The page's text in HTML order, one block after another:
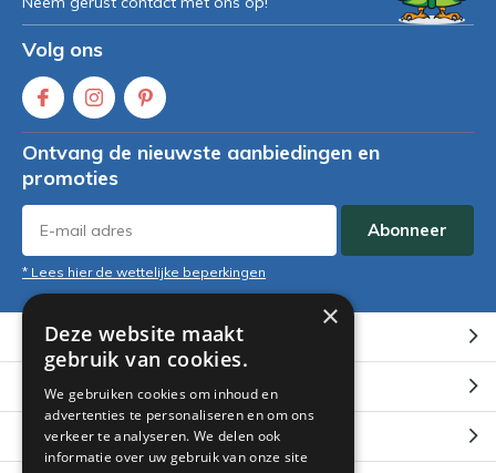
Volg ons
Ontvang de nieuwste aanbiedingen en
promoties
Abonneer
* Lees hier de wettelijke beperkingen
Klantenservice
Mijn account
Categorieën
×
Deze website maakt
gebruik van cookies.
We gebruiken cookies om inhoud en
advertenties te personaliseren en om ons
verkeer te analyseren. We delen ook
informatie over uw gebruik van onze site